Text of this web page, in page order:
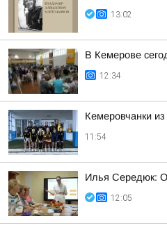
13:02
В Кемерове
12:34
Кемеровчанки
11:54
Илья Середюк:
12:05